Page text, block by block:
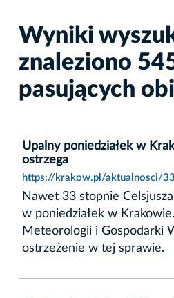
Wyniki
znaleziono
pasujących
Upalny poniedziałek w
ostrzega
https://krakow.pl/aktualnosci/
Nawet 33 stopnie
w poniedziałek w
Meteorologii i Gospodarki
ostrzeżenie w tej sprawie.